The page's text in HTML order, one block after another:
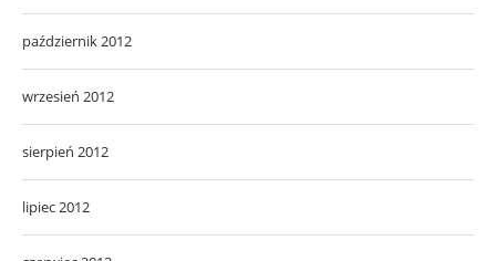
październik 2012
wrzesień 2012
sierpień 2012
lipiec 2012